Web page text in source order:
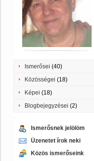
Ismerősei (40)
Közösségei (18)
Képei (18)
Blogbejegyzései (2)
Ismerősnek jelölöm
Üzenetet írok neki
Közös ismerőseink